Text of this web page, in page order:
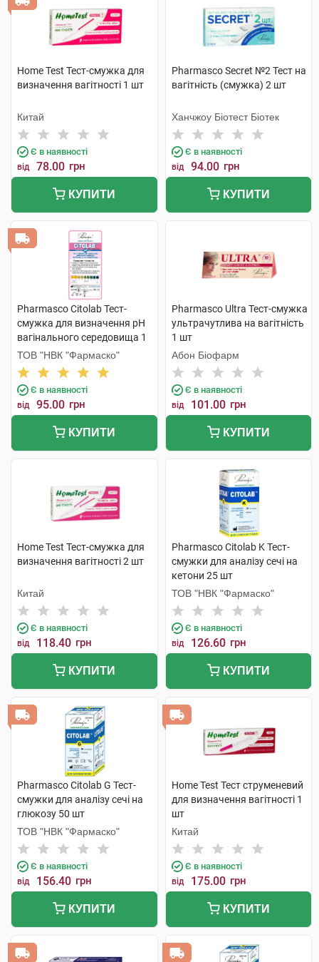
Home Test Тест-смужка для
визначення вагітності 1 шт
Китай
Є в наявності
від 78.00 грн
КУПИТИ
Pharmasco Secret №2 Тест на
вагітність (смужка) 2 шт
Ханчжоу Біотест Біотек
Є в наявності
від 94.00 грн
КУПИТИ
Pharmasco Citolab Тест-
смужка для визначення pH
вагінального середовища 1
шт
ТОВ "НВК "Фармаско"
Є в наявності
від 95.00 грн
КУПИТИ
Pharmasco Ultra Тест-смужка
ультрачутлива на вагітність
1 шт
Абон Біофарм
Є в наявності
від 101.00 грн
КУПИТИ
Home Test Тест-смужка для
визначення вагітності 2 шт
Китай
Є в наявності
від 118.40 грн
КУПИТИ
Pharmasco Citolab K Тест-
смужки для аналізу сечі на
кетони 25 шт
ТОВ "НВК "Фармаско"
Є в наявності
від 126.60 грн
КУПИТИ
Pharmasco Citolab G Тест-
смужки для аналізу сечі на
глюкозу 50 шт
ТОВ "НВК "Фармаско"
Є в наявності
від 156.40 грн
КУПИТИ
Home Test Тест струменевий
для визначення вагітності 1
шт
Китай
Є в наявності
від 175.00 грн
КУПИТИ